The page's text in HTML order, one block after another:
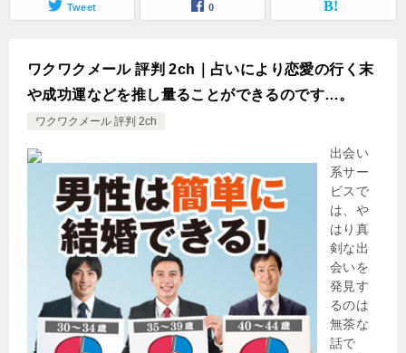
Tweet 0
ワクワクメール 評判 2ch｜占いにより恋愛の行く末
や成功運などを推し量ることができるのです…。
ワクワクメール 評判 2ch
出会い
系サー
ビスで
は、や
はり真
剣な出
会いを
発見す
るのは
無茶な
話で